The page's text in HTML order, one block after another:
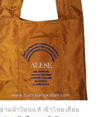
ย่ามผ้าไหมแท้ /ผ้าไหมเทียม